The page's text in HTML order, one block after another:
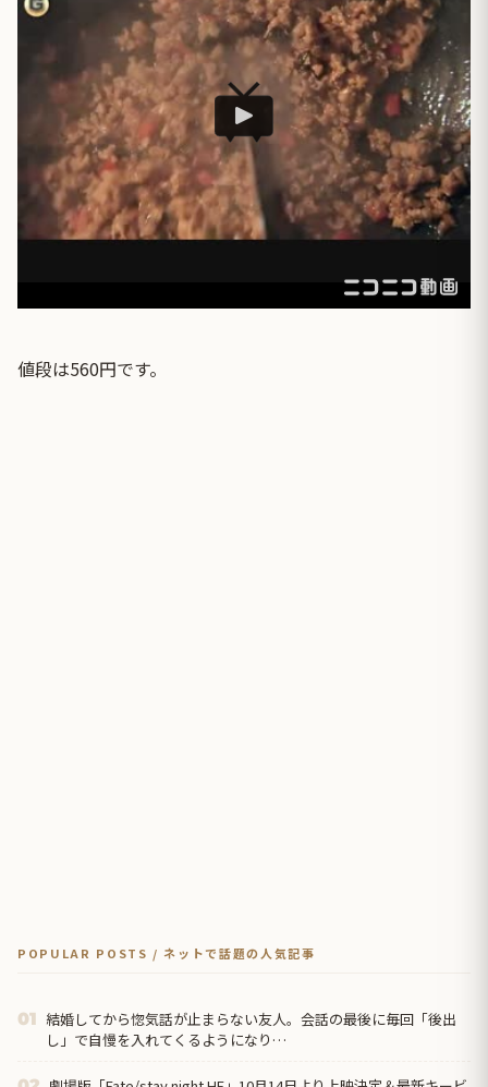
値段は560円です。
POPULAR POSTS / ネットで話題の人気記事
01 結婚してから惚気話が止まらない友人。会話の最後に毎回「後出
し」で自慢を入れてくるようになり…